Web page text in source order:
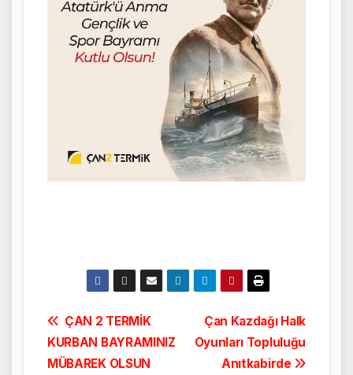
Yazı
gezinmesi
Çan Kazdağı Halk
Oyunları Topluluğu
Anıtkabirde
ÇAN 2 TERMİK
KURBAN BAYRAMINIZ
MÜBAREK OLSUN